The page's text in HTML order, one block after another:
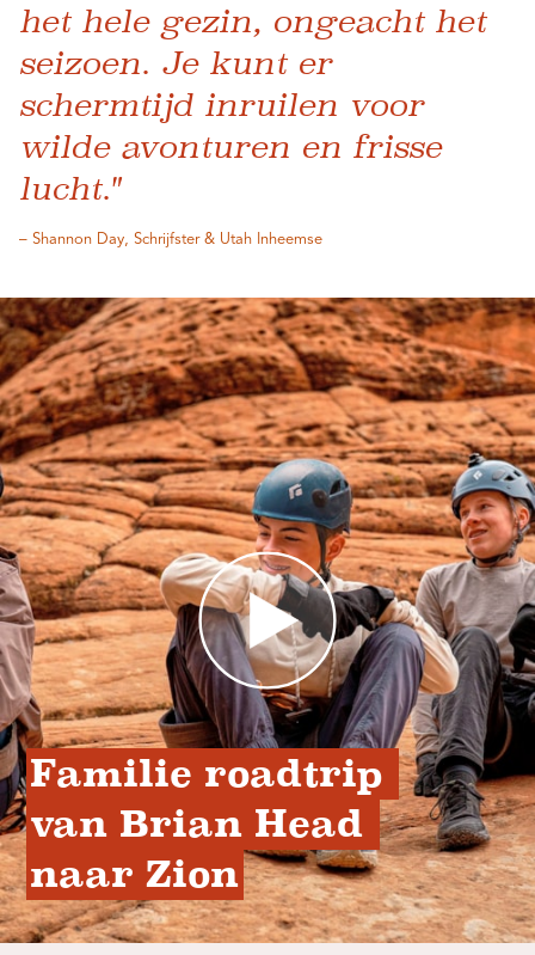
het hele gezin, ongeacht het
seizoen. Je kunt er
schermtijd inruilen voor
wilde avonturen en frisse
lucht."
– Shannon Day, Schrijfster & Utah Inheemse
Familie roadtrip
van Brian Head
naar Zion